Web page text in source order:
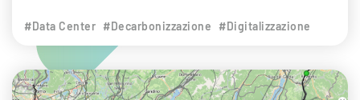
#Data Center #Decarbonizzazione #Digitalizzazione